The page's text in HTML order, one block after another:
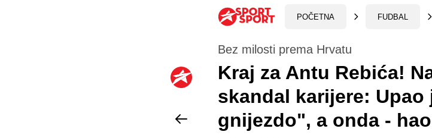
POČETNA FUDBAL
Bez milosti prema Hrvatu
Kraj za Antu Rebića!
skandal karijere:
gnijezdo", a onda -